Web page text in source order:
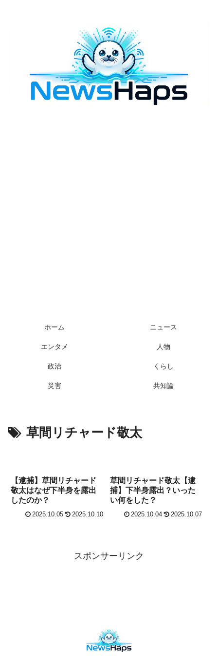
ホーム ニュース
エンタメ 人物
政治 くらし
災害 共知論
草間リチャード敬太
【逮捕】草間リチャード
敬太はなぜ下半身を露出
したのか？
2025.10.05 2025.10.10
草間リチャード敬太【逮
捕】下半身露出？いった
い何をした？
2025.10.04 2025.10.07
スポンサーリンク